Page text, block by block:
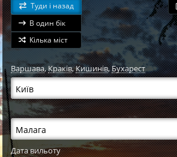
Туди і назад
В один бік
Кілька міст
Варшава,Краків,Кишинів,Бухарест
Дата вильоту